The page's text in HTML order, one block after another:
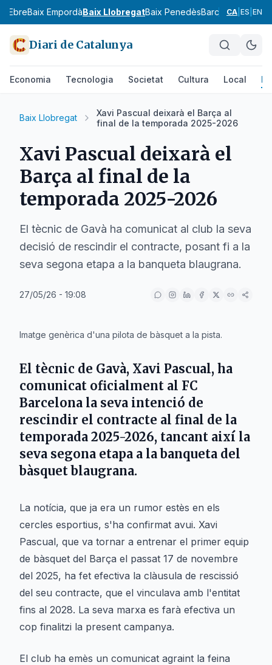
EbreBaix EmpordàBaix LlobregatBaix PenedèsBarcelonès
CA ES EN
Diari de Catalunya
Economia Tecnologia Societat Cultura Local
Baix Llobregat
Xavi Pascual deixarà el Barça al
final de la temporada 2025-2026
Xavi Pascual deixarà el
Barça al final de la
temporada 2025-2026
El tècnic de Gavà ha comunicat al club la seva
decisió de rescindir el contracte, posant fi a la
seva segona etapa a la banqueta blaugrana.
27/05/26 - 19:08
Imatge genèrica d'una pilota de bàsquet a la pista.
El tècnic de Gavà, Xavi Pascual, ha
comunicat oficialment al FC
Barcelona la seva intenció de
rescindir el contracte al final de la
temporada 2025-2026, tancant així la
seva segona etapa a la banqueta del
bàsquet blaugrana.
La notícia, que ja era un rumor estès en els
cercles esportius, s'ha confirmat avui. Xavi
Pascual, que va tornar a entrenar el primer equip
de bàsquet del Barça el passat 17 de novembre
del 2025, ha fet efectiva la clàusula de rescissió
del seu contracte, que el vinculava amb l'entitat
fins al 2028. La seva marxa es farà efectiva un
cop finalitzi la present campanya.
El club ha emès un comunicat agraint la feina